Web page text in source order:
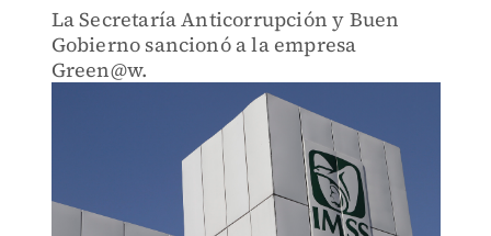
La Secretaría Anticorrupción y Buen
Gobierno sancionó a la empresa
Green@w.